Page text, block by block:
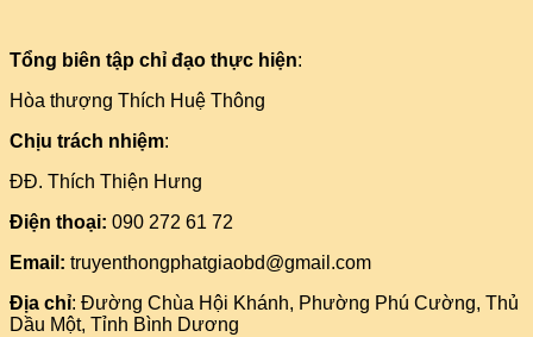
Tổng biên tập chỉ đạo thực hiện:
Hòa thượng Thích Huệ Thông
Chịu trách nhiệm:
ĐĐ. Thích Thiện Hưng
Điện thoại: 090 272 61 72
Email: truyenthongphatgiaobd@gmail.com
Địa chỉ: Đường Chùa Hội Khánh, Phường Phú Cường, Thủ
Dầu Một, Tỉnh Bình Dương